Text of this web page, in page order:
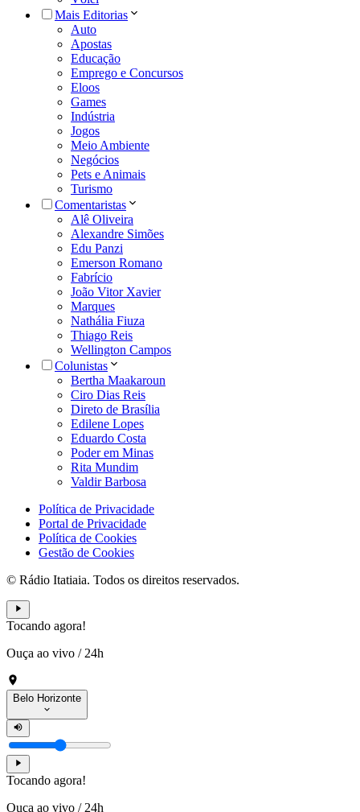
Mais Editorias
Auto
Apostas
Educação
Emprego e Concursos
Eloos
Games
Indústria
Jogos
Meio Ambiente
Negócios
Pets e Animais
Turismo
Comentaristas
Alê Oliveira
Alexandre Simões
Edu Panzi
Emerson Romano
Fabrício
João Vitor Xavier
Marques
Nathália Fiuza
Thiago Reis
Wellington Campos
Colunistas
Bertha Maakaroun
Ciro Dias Reis
Direto de Brasília
Edilene Lopes
Eduardo Costa
Poder em Minas
Rita Mundim
Valdir Barbosa
Política de Privacidade
Portal de Privacidade
Política de Cookies
Gestão de Cookies
© Rádio Itatiaia. Todos os direitos reservados.
Tocando agora!
Ouça ao vivo / 24h
Belo Horizonte
Tocando agora!
Ouça ao vivo / 24h